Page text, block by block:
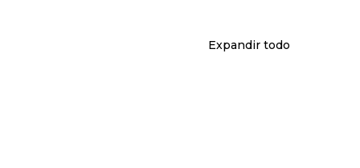
Expandir todo